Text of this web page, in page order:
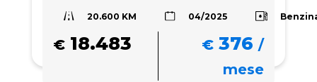
20.600 KM 04/2025
€ 18.483 € 376 /
mese